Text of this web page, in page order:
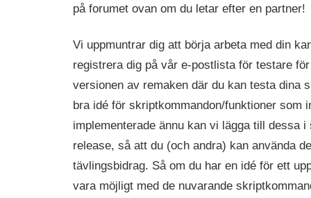
på forumet ovan om du letar efter en partner!
Vi uppmuntrar dig att börja arbeta med din
registrera dig på vår e-postlista för testare
versionen av remaken där du kan testa dina
bra idé för skriptkommandon/funktioner som
implementerade ännu kan vi lägga till dessa i
release, så att du (och andra) kan använda
tävlingsbidrag. Så om du har en idé för ett
vara möjligt med de nuvarande